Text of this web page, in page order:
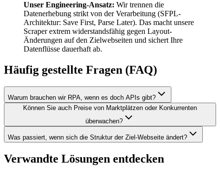
Unser Engineering-Ansatz: Wir trennen die
Datenerhebung strikt von der Verarbeitung (SFPL-
Architektur: Save First, Parse Later). Das macht unsere
Scraper extrem widerstandsfähig gegen Layout-
Änderungen auf den Zielwebseiten und sichert Ihre
Datenflüsse dauerhaft ab.
Häufig gestellte Fragen (FAQ)
Warum brauchen wir RPA, wenn es doch APIs gibt?
Können Sie auch Preise von Marktplätzen oder Konkurrenten
überwachen?
Was passiert, wenn sich die Struktur der Ziel-Webseite ändert?
Verwandte Lösungen entdecken